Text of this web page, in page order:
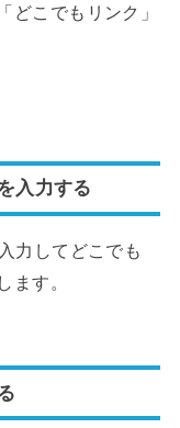
どこでもリンク」
入力する
力してどこでも
ます。